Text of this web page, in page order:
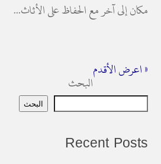
مكان إلى آخر مع الحفاظ على الأثاث...
« اعرض الأقدم
البحث
البحث
Recent Posts